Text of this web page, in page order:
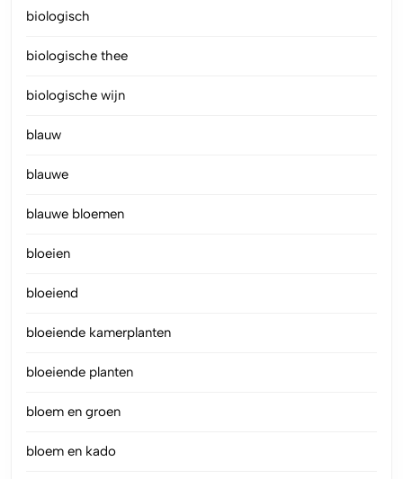
biologisch
biologische thee
biologische wijn
blauw
blauwe
blauwe bloemen
bloeien
bloeiend
bloeiende kamerplanten
bloeiende planten
bloem en groen
bloem en kado